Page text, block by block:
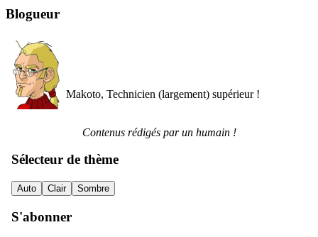
Blogueur
Makoto, Technicien (largement) supérieur !
Contenus rédigés par un humain !
Sélecteur de thème
Auto Clair Sombre
S'abonner